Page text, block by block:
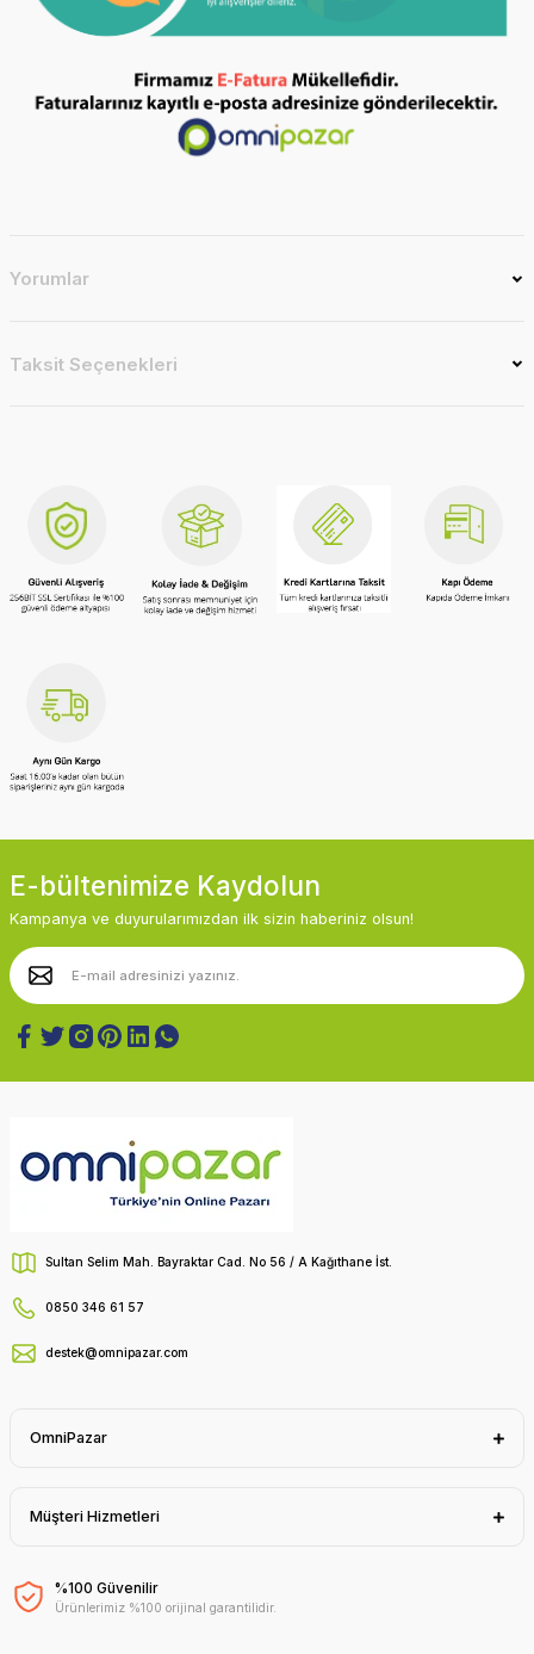
Yorumlar
Taksit Seçenekleri
E-bültenimize Kaydolun
Kampanya ve duyurularımızdan ilk sizin haberiniz olsun!
Sultan Selim Mah. Bayraktar Cad. No 56 / A Kağıthane İst.
0850 346 61 57
destek@omnipazar.com
OmniPazar
Müşteri Hizmetleri
%100 Güvenilir
Ürünlerimiz %100 orijinal garantilidir.